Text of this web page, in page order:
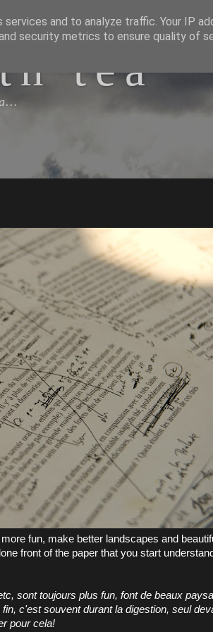
tea
fun, make better landscapes and
front of the paper that you start
sont toujours plus fun, font de beaux
c'est souvent durant la digestion, seul
pour cela!
and to analyze traffic. Your IP
security metrics to ensure quality of